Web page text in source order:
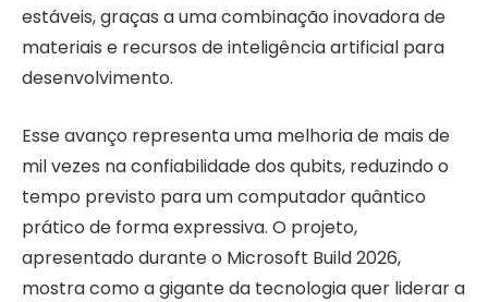
estáveis, graças a uma combinação inovadora de
materiais e recursos de inteligência artificial para
desenvolvimento.
Esse avanço representa uma melhoria de mais de
mil vezes na confiabilidade dos qubits, reduzindo o
tempo previsto para um computador quântico
prático de forma expressiva. O projeto,
apresentado durante o Microsoft Build 2026,
mostra como a gigante da tecnologia quer liderar a